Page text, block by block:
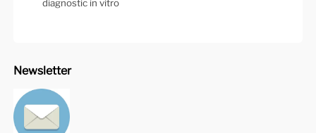
diagnostic in vitro
Newsletter